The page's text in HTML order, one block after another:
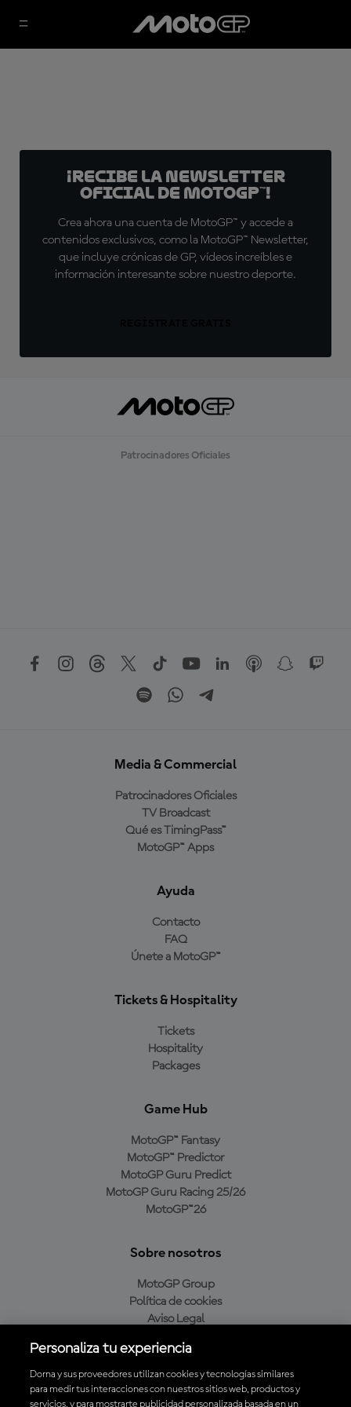
¡Recibe la Newsletter
oficial de MotoGP™!
Crea ahora una cuenta de MotoGP™ y accede a
contenidos exclusivos, como la MotoGP™ Newsletter,
que incluye crónicas de GP, vídeos increíbles e
información interesante sobre nuestro deporte.
Patrocinadores Oficiales
Media & Commercial
Patrocinadores Oficiales
TV Broadcast
Qué es TimingPass™
MotoGP™ Apps
Ayuda
Contacto
FAQ
Únete a MotoGP™
Tickets & Hospitality
Tickets
Hospitality
Packages
Game Hub
MotoGP™ Fantasy
MotoGP™ Predictor
MotoGP Guru Predict
MotoGP Guru Racing 25/26
MotoGP™26
Sobre nosotros
MotoGP Group
Política de cookies
Aviso Legal
Política de compra
Personaliza tu experiencia
Dorna y sus proveedores utilizan cookies y tecnologías similares
para medir tus interacciones con nuestros sitios web, productos y
servicios, y para mostrarte publicidad personalizada basada en un